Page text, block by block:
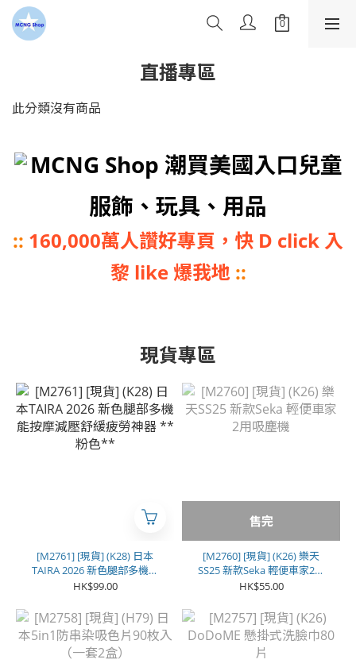
直播專區
此分類沒有商品
MCNG Shop 潮買美國入口兒童
服飾、玩具、用品
:: 160,000萬人讚好專頁，快 D click 入
黎 like 爆我地 ::
現貨專區
[M2761] [現貨] (K28) 日本
TAIRA 2026 新色腿部多機能
按摩減壓舒緩疲勞神器 **粉
HK$99.00
售完
[M2760] [現貨] (K26) 樂天
SS25 新款Seka 輕便車家2用
吸塵機
HK$55.00